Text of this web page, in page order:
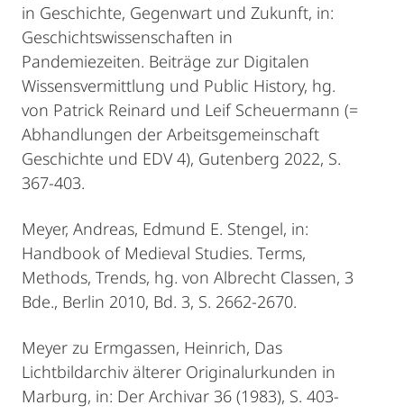
in Geschichte, Gegenwart und Zukunft, in:
Geschichtswissenschaften in
Pandemiezeiten. Beiträge zur Digitalen
Wissensvermittlung und Public History, hg.
von Patrick Reinard und Leif Scheuermann (=
Abhandlungen der Arbeitsgemeinschaft
Geschichte und EDV 4), Gutenberg 2022, S.
367-403.
Meyer, Andreas, Edmund E. Stengel, in:
Handbook of Medieval Studies. Terms,
Methods, Trends, hg. von Albrecht Classen, 3
Bde., Berlin 2010, Bd. 3, S. 2662-2670.
Meyer zu Ermgassen, Heinrich, Das
Lichtbildarchiv älterer Originalurkunden in
Marburg, in: Der Archivar 36 (1983), S. 403-